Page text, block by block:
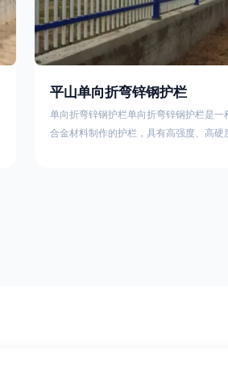
平山单向折弯锌钢护栏
单向折弯锌钢护栏单向折弯锌钢护栏是一
合金材料制作的护栏，具有高强度、高硬
栓，再加上防盗垫圈，这样能够避免护栏